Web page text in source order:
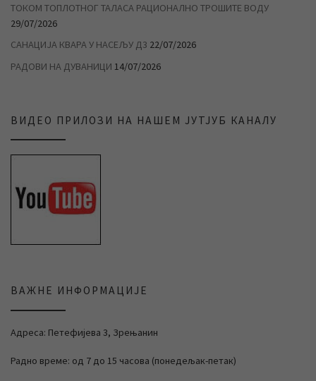
ТОКОМ ТОПЛОТНОГ ТАЛАСА РАЦИОНАЛНО ТРОШИТЕ ВОДУ
29/07/2026
САНАЦИЈА КВАРА У НАСЕЉУ Д3 22/07/2026
РАДОВИ НА ДУВАНИЦИ 14/07/2026
ВИДЕО ПРИЛОЗИ НА НАШЕМ ЈУТЈУБ КАНАЛУ
ВАЖНЕ ИНФОРМАЦИЈЕ
Адреса: Петефијева 3, Зрењанин
Радно време: од 7 до 15 часова (понедељак-петак)